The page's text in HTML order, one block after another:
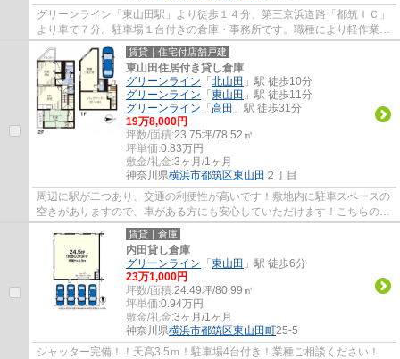
グリーンライン「東山田駅」より徒歩１４分、第三京浜道路「都筑ＩＣ」
より車で７分。駐車場１台付きの倉庫・事務所です。職種により軽作業も
可。職種ご相談ください。
賃貸｜住宅付店舗戸建
東山田住居付き貸し倉庫
グリーンライン 「 北山田 」駅 徒歩10分
グリーンライン 「 東山田 」駅 徒歩11分
グリーンライン 「 高田 」駅 徒歩31分
19万8,000円
坪数/面積:23.75坪/78.52㎡
坪単価:0.83万円
敷金/礼金:3ヶ月/1ヶ月
神奈川県横浜市都筑区東山田 ２丁目
周辺に駅が二つあり、交通の利便性が高いです！敷地内に駐車スペースの
空きがありますので、車がある方にも安心していただけます！こちらの安
全性の高いエリアの物件は礼金1ヵ月の物件...
賃貸｜倉庫
内田貸し倉庫
グリーンライン 「 東山田 」駅 徒歩6分
23万1,000円
坪数/面積:24.49坪/80.99㎡
坪単価:0.94万円
敷金/礼金:3ヶ月/1ヶ月
神奈川県横浜市都筑区東山田町25-5
シャッター完備！！天高3.5ｍ！駐車場4台付き！業種ご相談ください！